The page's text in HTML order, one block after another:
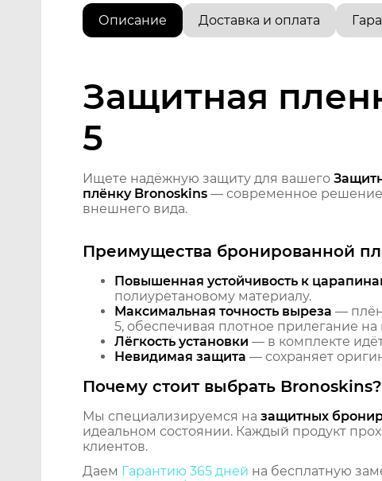
Описание Доставка и оплата
Защитная
5
Ищете надёжную защиту для вашего
плёнку Bronoskins — современное решение
внешнего вида.
Преимущества бронированной
Повышенная устойчивость к
полиуретановому материалу.
Максимальная точность выреза —
5, обеспечивая плотное прилегание
Лёгкость установки — в комплекте
Невидимая защита — сохраняет
Почему стоит выбрать Bronoskins?
Мы специализируемся на защитных
идеальном состоянии. Каждый продукт
клиентов.
Даем Гарантию 365 дней на бесплатную